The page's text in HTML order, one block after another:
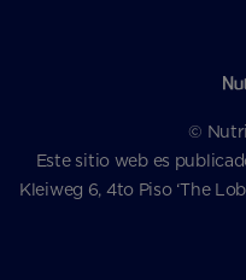
©
Este sitio web es
Kleiweg 6, 4to Piso ‘The